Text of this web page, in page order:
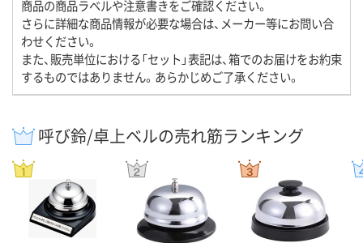
商品の商品ラベルや注意書きをご確認ください。
さらに詳細な商品情報が必要な場合は、メーカー等にお問い合
わせください。
また、販売単位における「セット」表記は、箱でのお届けをお約束
するものではありません。あらかじめご了承ください。
呼び鈴/卓上ベルの売れ筋ランキング